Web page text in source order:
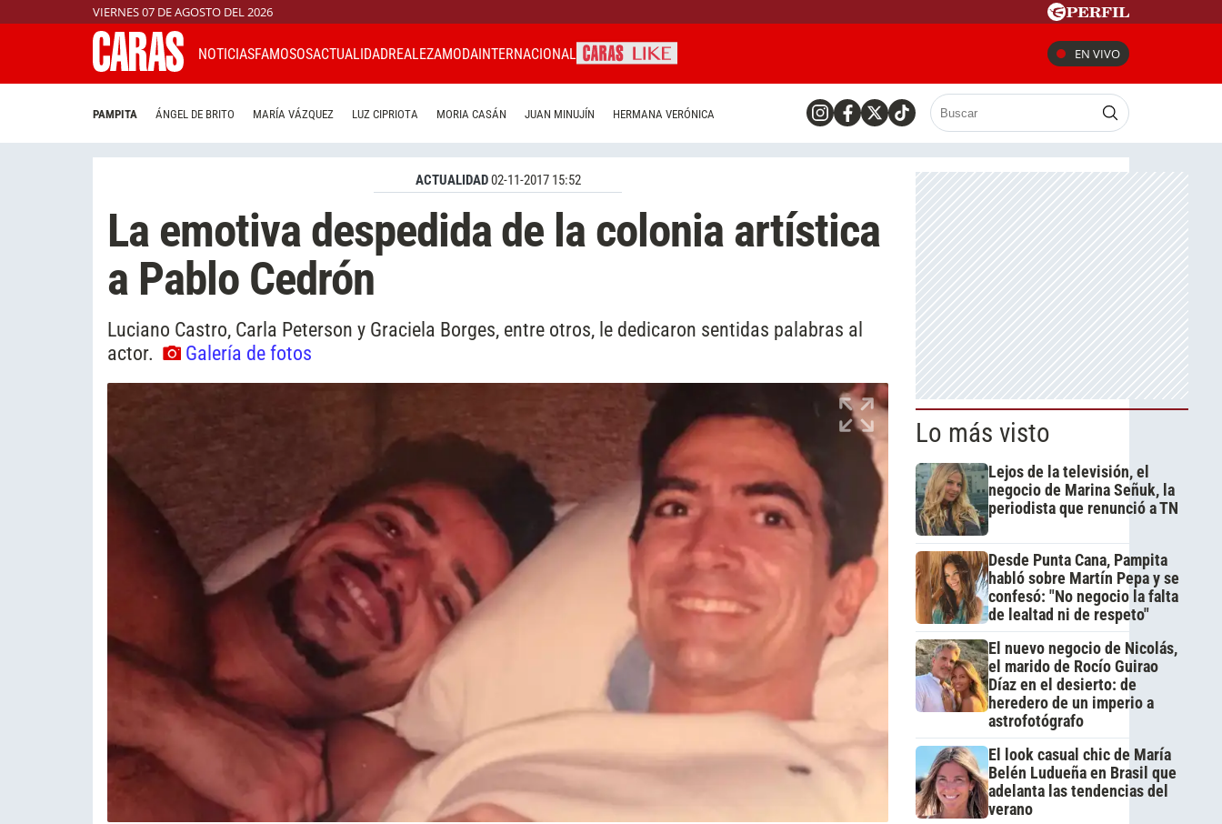
VIERNES 07 DE AGOSTO DEL 2026
NOTICIASFAMOSOSACTUALIDADREALEZAMODAINTERNACIONAL EN VIVO
PAMPITA ÁNGEL DE BRITO MARÍA VÁZQUEZ LUZ CIPRIOTA MORIA CASÁN JUAN MINUJÍN HERMANA VERÓNICA
ACTUALIDAD02-11-2017 15:52
La emotiva despedida de la colonia artística
a Pablo Cedrón
Luciano Castro, Carla Peterson y Graciela Borges, entre otros, le dedicaron sentidas palabras al
actor.
Galería de fotos
Lo más visto
Lejos de la televisión, el
negocio de Marina Señuk, la
periodista que renunció a TN
Desde Punta Cana, Pampita
habló sobre Martín Pepa y se
confesó: "No negocio la falta
de lealtad ni de respeto"
El nuevo negocio de Nicolás,
el marido de Rocío Guirao
Díaz en el desierto: de
heredero de un imperio a
astrofotógrafo
El look casual chic de María
Belén Ludueña en Brasil que
adelanta las tendencias del
verano